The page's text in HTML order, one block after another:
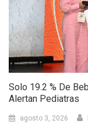
Solo 19.2 % De
Alertan Pediatras
agosto 3, 2026